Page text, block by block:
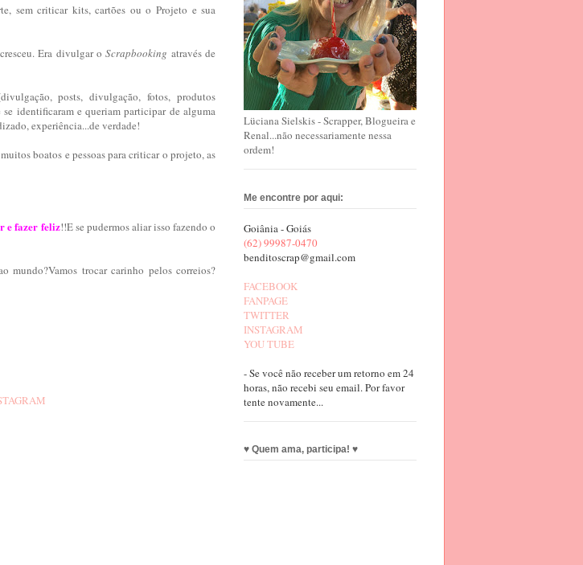
sem criticar kits, cartões ou o Projeto e sua
Era divulgar oScrapbooking através de
posts, divulgação, fotos, produtos
identificaram e queriam participar de alguma
experiência...de verdade!
boatos e pessoas para criticar o projeto, as
e fazer feliz!!E se pudermos aliar isso fazendo o
mundo?Vamos trocar carinho pelos correios?
Lüciana Sielskis - Scrapper, Blogueira e
Renal...não necessariamente nessa
ordem!
Me encontre por aqui:
Goiânia - Goiás
(62) 99987-0470
benditoscrap@gmail.com
FACEBOOK
FANPAGE
TWITTER
INSTAGRAM
YOU TUBE
- Se você não receber um retorno em 24
horas, não recebi seu email. Por favor
tente novamente...
♥ Quem ama, participa! ♥